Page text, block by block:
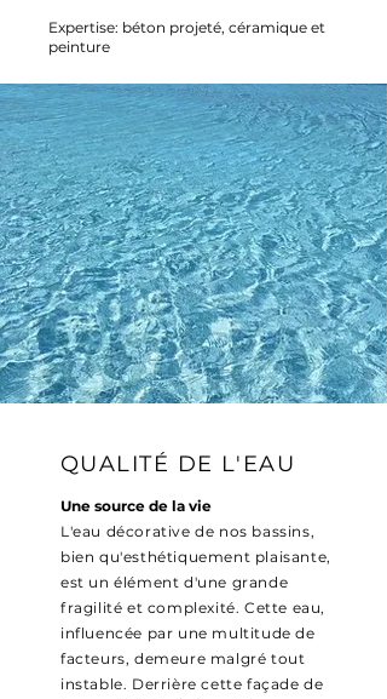
Expertise: béton projeté, céramique et
peinture
QUALITÉ DE L'EAU
Une source de la vie
L'eau décorative de nos bassins,
bien qu'esthétiquement plaisante,
est un élément d'une grande
fragilité et complexité. Cette eau,
influencée par une multitude de
facteurs, demeure malgré tout
instable. Derrière cette façade de